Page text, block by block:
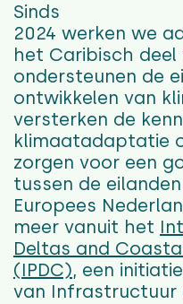
Sinds
2024 werken we
het Caribisch deel
ondersteunen de
ontwikkelen van
versterken de
klimaatadaptatie
zorgen voor een
tussen de
Europees
meer vanuit het
Deltas and
(IPDC), een
van Infrastructuur